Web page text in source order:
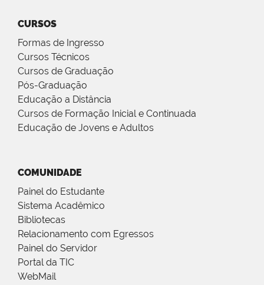
CURSOS
Formas de Ingresso
Cursos Técnicos
Cursos de Graduação
Pós-Graduação
Educação a Distância
Cursos de Formação Inicial e Continuada
Educação de Jovens e Adultos
COMUNIDADE
Painel do Estudante
Sistema Acadêmico
Bibliotecas
Relacionamento com Egressos
Painel do Servidor
Portal da TIC
WebMail